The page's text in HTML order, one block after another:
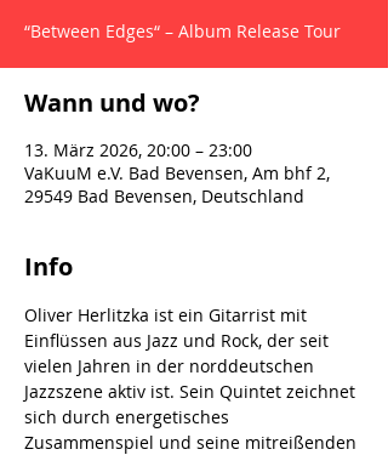
“Between Edges“ – Album Release Tour
Wann und wo?
13. März 2026, 20:00 – 23:00
VaKuuM e.V. Bad Bevensen, Am bhf 2,
29549 Bad Bevensen, Deutschland
Info
Oliver Herlitzka ist ein Gitarrist mit
Einflüssen aus Jazz und Rock, der seit
vielen Jahren in der norddeutschen
Jazzszene aktiv ist. Sein Quintet zeichnet
sich durch energetisches
Zusammenspiel und seine mitreißenden